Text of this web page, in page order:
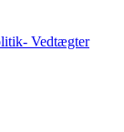
- Vedtægter